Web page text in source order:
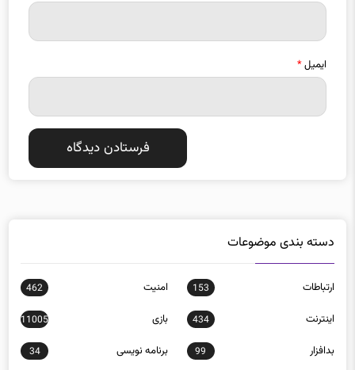
ایمیل*
دسته بندی موضوعات
ارتباطات 153 امنيت 462
اينترنت 434 بازی 11005
بدافزار 99 برنامه نويسی 34